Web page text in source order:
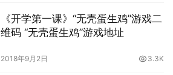
《开学第一课》“无壳蛋生鸡”游戏二
维码 “无壳蛋生鸡”游戏地址
2018年9月2日 3.3K